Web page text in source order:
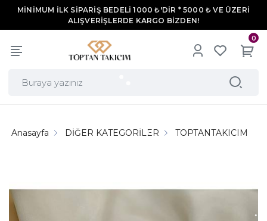
MİNİMUM İLK SİPARİŞ BEDELİ 1000 ₺'DİR * 5000 ₺ VE ÜZERİ
ALIŞVERİŞLERDE KARGO BİZDEN!
0
Anasayfa DİĞER KATEGORİLER TOPTANTAKICIM